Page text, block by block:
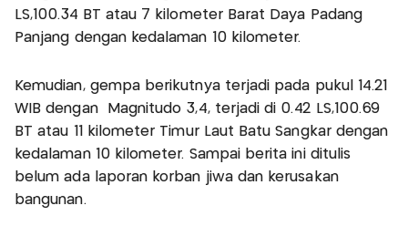
LS,100.34 BT atau 7 kilometer Barat Daya Padang
Panjang dengan kedalaman 10 kilometer.
Kemudian, gempa berikutnya terjadi pada pukul 14.21
WIB dengan Magnitudo 3,4, terjadi di 0.42 LS,100.69
BT atau 11 kilometer Timur Laut Batu Sangkar dengan
kedalaman 10 kilometer. Sampai berita ini ditulis
belum ada laporan korban jiwa dan kerusakan
bangunan.